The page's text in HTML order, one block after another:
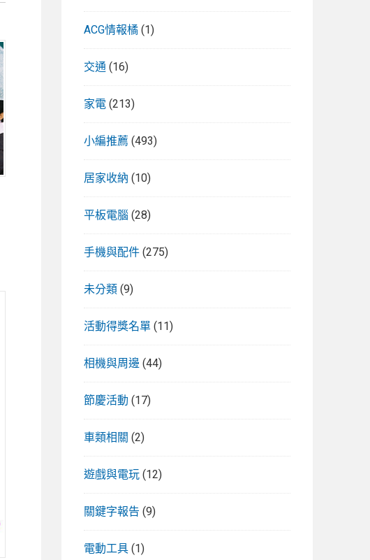
ACG情報橘 (1)
交通 (16)
家電 (213)
小編推薦 (493)
居家收納 (10)
平板電腦 (28)
手機與配件 (275)
未分類 (9)
活動得獎名單 (11)
相機與周邊 (44)
節慶活動 (17)
車類相關 (2)
遊戲與電玩 (12)
關鍵字報告 (9)
電動工具 (1)